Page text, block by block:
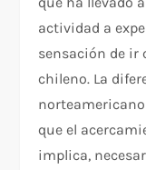
actividad a
sensación de ir
chileno. La
que el
implica,